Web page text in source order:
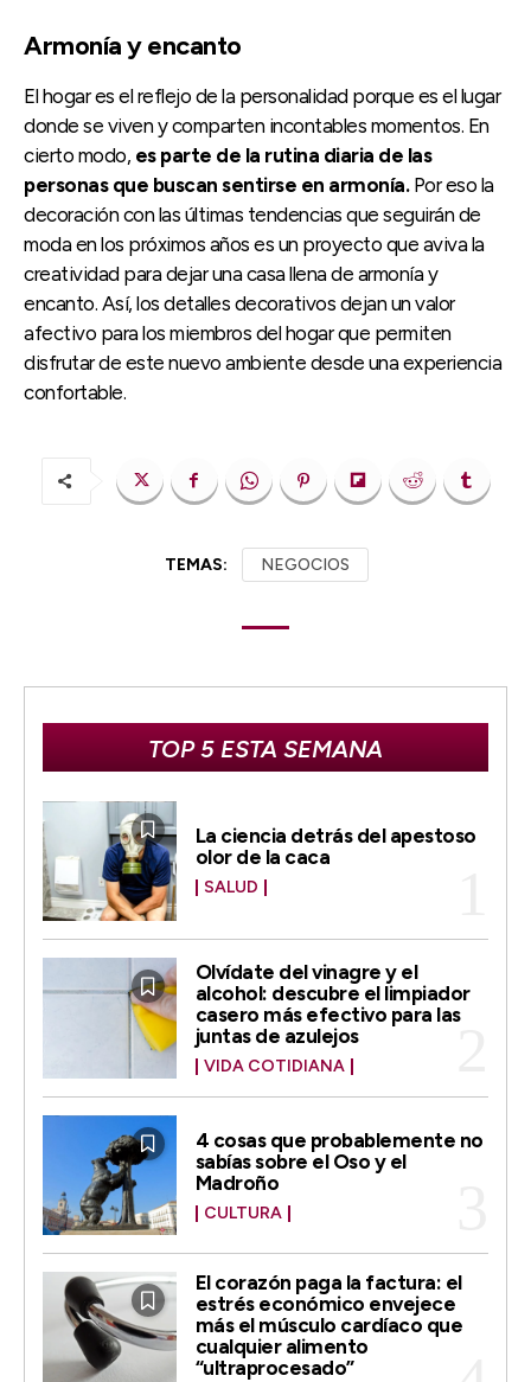
Armonía y encanto
El hogar es el reflejo de la personalidad porque es el lugar
donde se viven y comparten incontables momentos. En
cierto modo, es parte de la rutina diaria de las
personas que buscan sentirse en armonía.Por eso la
decoración con las últimas tendencias que seguirán de
moda en los próximos años es un proyecto que aviva la
creatividad para dejar una casa llena de armonía y
encanto. Así, los detalles decorativos dejan un valor
afectivo para los miembros del hogar que permiten
disfrutar de este nuevo ambiente desde una experiencia
confortable.
TEMAS: NEGOCIOS
TOP 5 ESTA SEMANA
La ciencia detrás del apestoso
olor de la caca
SALUD
Olvídate del vinagre y el
alcohol: descubre el limpiador
casero más efectivo para las
juntas de azulejos
VIDA COTIDIANA
4 cosas que probablemente no
sabías sobre el Oso y el
Madroño
CULTURA
El corazón paga la factura: el
estrés económico envejece
más el músculo cardíaco que
cualquier alimento
“ultraprocesado”